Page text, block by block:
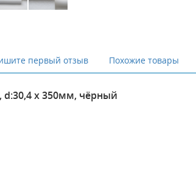
первый отзыв Похожие товары
x 350мм, чёрный